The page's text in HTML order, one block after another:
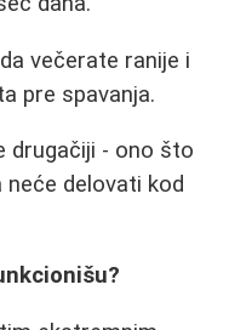
večerate ranije i
pre spavanja.
drugačiji - ono što
delovati kod